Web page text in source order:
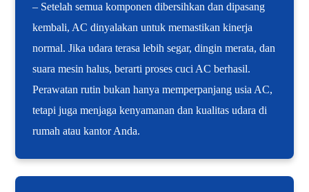
– Setelah semua komponen dibersihkan dan dipasang
kembali, AC dinyalakan untuk memastikan kinerja
normal. Jika udara terasa lebih segar, dingin merata, dan
suara mesin halus, berarti proses cuci AC berhasil.
Perawatan rutin bukan hanya memperpanjang usia AC,
tetapi juga menjaga kenyamanan dan kualitas udara di
rumah atau kantor Anda.